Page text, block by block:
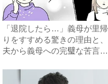
「退院したら…」義母が里帰
りをすすめる驚きの理由と、
夫から義母への完璧な苦言